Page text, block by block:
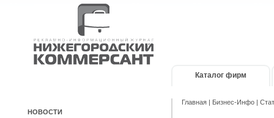
Каталог фирм
НОВОСТИ
Главная | Бизнес-Инфо |